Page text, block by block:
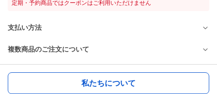
定期・予約商品ではクーポンはご利用いただけません
支払い方法
複数商品のご注文について
私たちについて